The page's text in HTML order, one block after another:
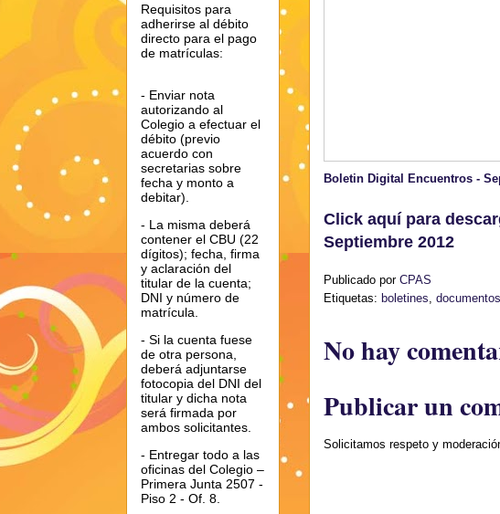
Boletin Digital Encuentros -
Click aquí para
Septiembre 2012
Publicado por CPAS
Etiquetas: boletines, documentos
No hay
Publicar un
Solicitamos respeto y
Requisitos para
adherirse al débito
directo para el pago
de matrículas:
- Enviar nota
autorizando al
Colegio a efectuar el
débito (previo
acuerdo con
secretarias sobre
fecha y monto a
debitar).
- La misma deberá
contener el CBU (22
dígitos); fecha, firma
y aclaración del
titular de la cuenta;
DNI y número de
matrícula.
- Si la cuenta fuese
de otra persona,
deberá adjuntarse
fotocopia del DNI del
titular y dicha nota
será firmada por
ambos solicitantes.
- Entregar todo a las
oficinas del Colegio –
Primera Junta 2507 -
Piso 2 - Of. 8.